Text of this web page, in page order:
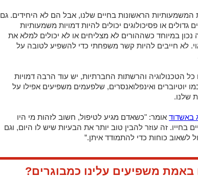
המשמעותיות הראשונות בחיים שלנו, אבל הם לא היחידים. גם
גדולים או פסיכולוגים יכולים להיות דמויות משמעותיות
נכון במיוחד כשההורים לא מצליחים או לא יכולים למלא את
לא חייבים להיות קשר משפחתי כדי להשפיע לטובה על
הטכנולוגיה והרשתות החברתיות, יש עוד הרבה דמויות
יוטיוברים ואינפלואנסרים, שלפעמים משפיעים אפילו על
שלנו.
באשדוד אומר: "כשאדם מגיע לטיפול, חשוב לזהות מי היו
בחייו. זה עוזר להבין טוב יותר את הבעיות שיש לו היום, וגם
לשאוב כוחות כדי להתמודד איתן.”
משפיעים עלינו כמבוגרים?